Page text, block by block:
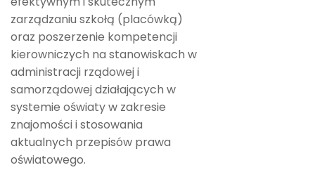
zarządzaniu szkołą (placówką)
oraz poszerzenie kompetencji
kierowniczych na stanowiskach w
administracji rządowej i
samorządowej działających w
systemie oświaty w zakresie
znajomości i stosowania
aktualnych przepisów prawa
oświatowego.